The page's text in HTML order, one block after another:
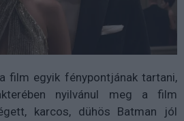
film egyik fénypontjának tartani,
nyilvánul meg a film
karcos, dühös Batman jól